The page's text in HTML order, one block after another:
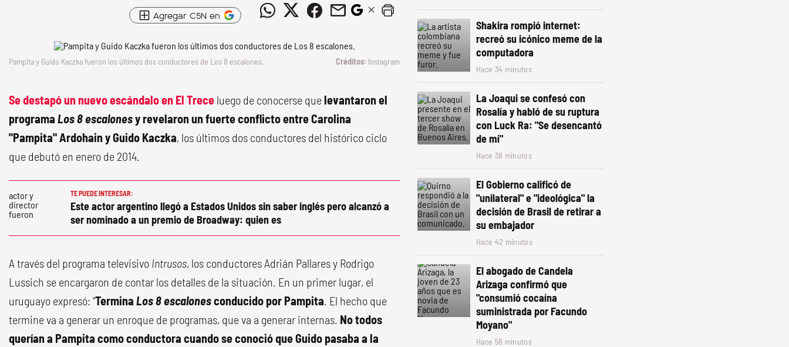
Agregar C5N en
Pampita y Guido Kaczka fueron los últimos dos conductores de Los 8 escalones. Instagram
Se destapó un nuevo escándalo en El Trece luego de conocerse quelevantaron el
programa Los 8 escalonesy revelaron un fuerte conflicto entre Carolina
"Pampita" Ardohain y Guido Kaczka, los últimos dos conductores del histórico ciclo
que debutó en enero de 2014.
TE PUEDE INTERESAR:
Este actor argentino llegó a Estados Unidos sin saber inglés pero alcanzó a
ser nominado a un premio de Broadway: quien es
A través del programa televisivo Intrusos, los conductores Adrián Pallares y Rodrigo
Lussich se encargaron de contar los detalles de la situación. En un primer lugar, el
uruguayo expresó: "Termina Los 8 escalonesconducido por Pampita. El hecho que
termine va a generar un enroque de programas, que va a generar internas. No todos
querían a Pampita como conductora cuando se conoció que Guido pasaba a la
Shakira rompió internet:
recreó su icónico meme de la
computadora
Hace 34 minutos
La Joaqui se confesó con
Rosalía y habló de su ruptura
con Luck Ra: "Se desencantó
de mí"
Hace 38 minutos
El Gobierno calificó de
"unilateral" e "ideológica" la
decisión de Brasil de retirar a
su embajador
Hace 42 minutos
El abogado de Candela
Arizaga confirmó que
"consumió cocaína
suministrada por Facundo
Moyano"
Hace 58 minutos